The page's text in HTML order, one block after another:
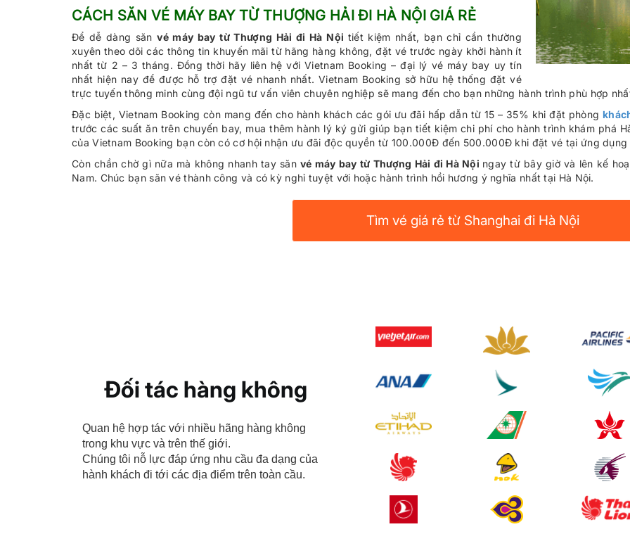
CÁCH SĂN VÉ MÁY BAY TỪ THƯỢNG HẢI ĐI HÀ NỘI GIÁ RẺ
Để dễ dàng sănvé máy bay từ Thượng Hải đi Hà Nội tiết kiệm nhất, bạn chỉ cần thường
xuyên theo dõi các thông tin khuyến mãi từ hãng hàng không, đặt vé trước ngày khởi hành ít
nhất từ 2 – 3 tháng. Đồng thời hãy liên hệ với Vietnam Booking – đại lý vé máy bay uy tín
nhất hiện nay để được hỗ trợ đặt vé nhanh nhất. Vietnam Booking sở hữu hệ thống đặt vé
trực tuyến thông minh cùng đội ngũ tư vấn viên chuyên nghiệp sẽ mang đến cho bạn những hành trình phù hợp
Đặc biệt, Vietnam Booking còn mang đến cho hành khách các gói ưu đãi hấp dẫn từ 15 – 35% khi đặt phòng
trước các suất ăn trên chuyến bay, mua thêm hành lý ký gửi giúp bạn tiết kiệm chi phí cho hành trình khám phá
của Vietnam Booking bạn còn có cơ hội nhận ưu đãi độc quyền từ 100.000Đ đến 500.000Đ khi đặt vé tại ứng dụng
Còn chần chờ gì nữa mà không nhanh tay sănvé máy bay từ Thượng Hải đi Hà Nội ngay từ bây giờ và lên kế
Nam. Chúc bạn săn vé thành công và có kỳ nghỉ tuyệt với hoặc hành trình hồi hương ý nghĩa nhất tại Hà Nội.
Tìm vé giá rẻ từ Shanghai đi Hà Nội
Đối tác hàng không
Quan hệ hợp tác với nhiều hãng hàng không
trong khu vực và trên thế giới.
Chúng tôi nỗ lực đáp ứng nhu cầu đa dạng của
hành khách đi tới các địa điểm trên toàn cầu.